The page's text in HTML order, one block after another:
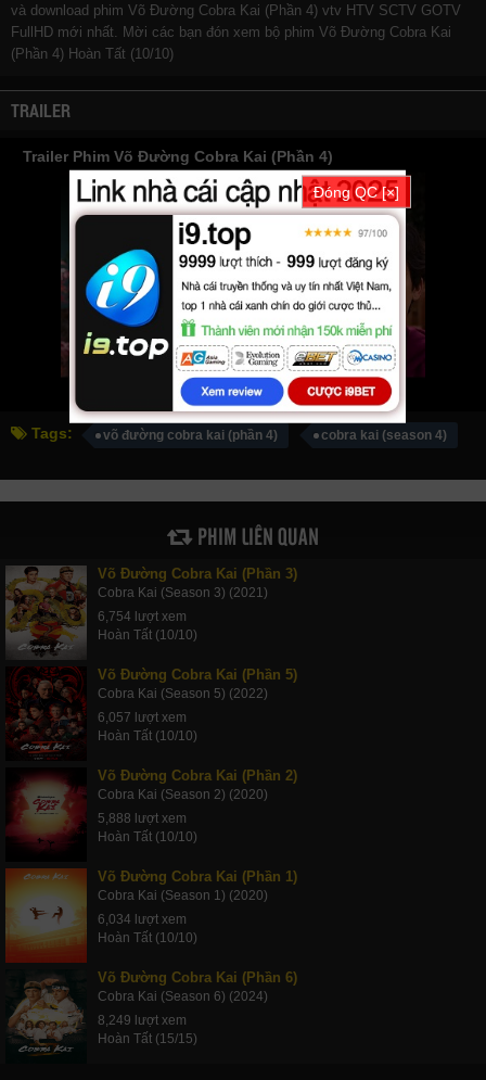
và download phim Võ Đường Cobra Kai (Phần 4) vtv HTV SCTV GOTV
FullHD mới nhất. Mời các bạn đón xem bộ phim Võ Đường Cobra Kai
(Phần 4) Hoàn Tất (10/10)
TRAILER
Trailer Phim Võ Đường Cobra Kai (Phần 4)
Tags: võ đường cobra kai (phần 4) cobra kai (season 4)
PHIM LIÊN QUAN
Võ Đường Cobra Kai (Phần 3)
Cobra Kai (Season 3) (2021)
6,754 lượt xem
Hoàn Tất (10/10)
Võ Đường Cobra Kai (Phần 5)
Cobra Kai (Season 5) (2022)
6,057 lượt xem
Hoàn Tất (10/10)
Võ Đường Cobra Kai (Phần 2)
Cobra Kai (Season 2) (2020)
5,888 lượt xem
Hoàn Tất (10/10)
Võ Đường Cobra Kai (Phần 1)
Cobra Kai (Season 1) (2020)
6,034 lượt xem
Hoàn Tất (10/10)
Võ Đường Cobra Kai (Phần 6)
Cobra Kai (Season 6) (2024)
8,249 lượt xem
Hoàn Tất (15/15)
Đóng QC [×]